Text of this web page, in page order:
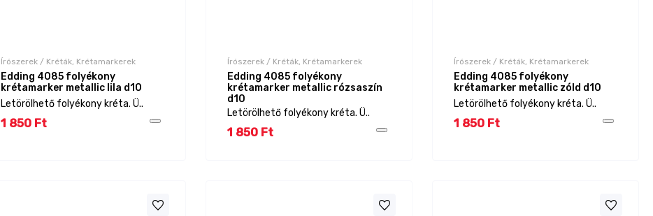
Írószerek / Kréták, Krétamarkerek
Edding 4085 folyékony
krétamarker metallic lila d10
Letörölhető folyékony kréta. Ü..
1 850 Ft
Írószerek / Kréták, Krétamarkerek
Edding 4085 folyékony
krétamarker metallic rózsaszín
d10
Letörölhető folyékony kréta. Ü..
1 850 Ft
Írószerek / Kréták, Krétamarkerek
Edding 4085 folyékony
krétamarker metallic zóld d10
Letörölhető folyékony kréta. Ü..
1 850 Ft